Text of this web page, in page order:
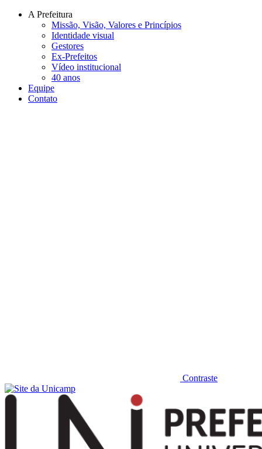
Conteúdo principal
A Prefeitura
Missão, Visão, Valores e Princípios
Identidade visual
Gestores
Ex-Prefeitos
Vídeo institucional
40 anos
Equipe
Contato
Contraste